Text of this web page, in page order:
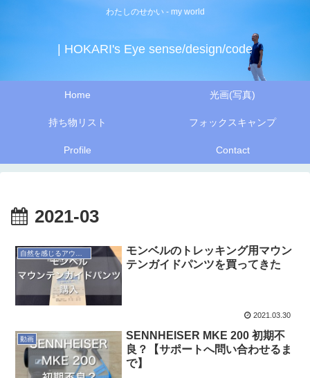
わたしのせかい - my world
| HOKARI's Eye sense/design/code
Home 光画(写真)
持ち物リスト フォックスキャンプ
Profile Contact
2021-03
モンベルのトレッキング用マウン
テンガイドパンツを買ってきた
2021.03.30
動画
SENNHEISER MKE 200 初期不
良？【サポートへ問い合わせるま
で】